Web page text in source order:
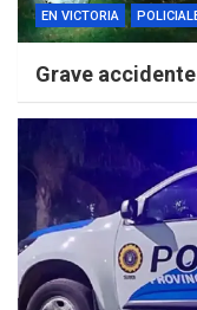
EN VICTORIA
Grave